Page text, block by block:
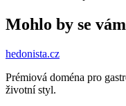
Mohlo by se
hedonista.cz
Prémiová doména pro
životní styl.